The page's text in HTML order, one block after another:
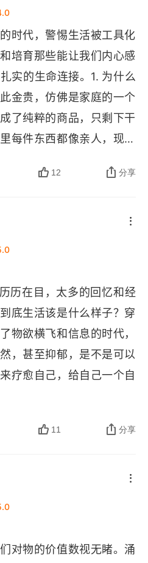
时代，警惕生活被工具化
培育那些能让我们内心感
实的生命连接。1. 为什么
金贵，仿佛是家庭的一个
了纯粹的商品，只剩下干
每件东西都像亲人，现在
朋友，有共同的记忆和经
，也不值得留恋。2. 追问
有啥意义，认真过日子，
义像研究菜谱，认真生活
地分析营养成分和烹饪理
接拿起筷子，从一粥一饭
养和快乐。3. 数字时代的
过切割自我的一部分给予
系与社群。分享就是把你
蛋糕递给我。蛋糕物理上
我们感到卑微，就像一只
蚁生的蚂蚁。有时候忙到
转圈的蚂蚁，不知道为啥
机上拼命奔跑的仓鼠。它
，消耗了大量能量，也感
12 分享
历在目，太多的回忆和经
底生活该是什么样子？穿
物欲横飞和信息的时代，
，甚至抑郁，是不是可以
疗愈自己，给自己一个自
11 分享
对物的价值数视无睹。涌